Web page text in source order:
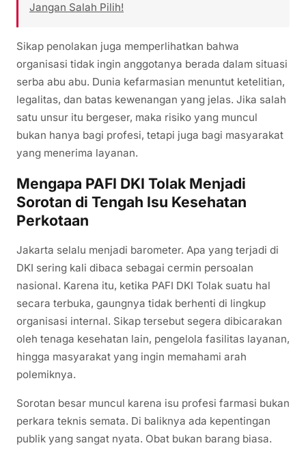
Jangan Salah Pilih!
Sikap penolakan juga memperlihatkan bahwa
organisasi tidak ingin anggotanya berada dalam situasi
serba abu abu. Dunia kefarmasian menuntut ketelitian,
legalitas, dan batas kewenangan yang jelas. Jika salah
satu unsur itu bergeser, maka risiko yang muncul
bukan hanya bagi profesi, tetapi juga bagi masyarakat
yang menerima layanan.
Mengapa PAFI DKI Tolak Menjadi
Sorotan di Tengah Isu Kesehatan
Perkotaan
Jakarta selalu menjadi barometer. Apa yang terjadi di
DKI sering kali dibaca sebagai cermin persoalan
nasional. Karena itu, ketika PAFI DKI Tolak suatu hal
secara terbuka, gaungnya tidak berhenti di lingkup
organisasi internal. Sikap tersebut segera dibicarakan
oleh tenaga kesehatan lain, pengelola fasilitas layanan,
hingga masyarakat yang ingin memahami arah
polemiknya.
Sorotan besar muncul karena isu profesi farmasi bukan
perkara teknis semata. Di baliknya ada kepentingan
publik yang sangat nyata. Obat bukan barang biasa.